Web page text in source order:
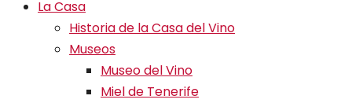
La Casa
Historia de la Casa del Vino
Museos
Museo del Vino
Miel de Tenerife